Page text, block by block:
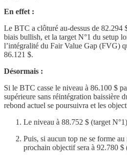
En effet :
Le BTC a clôturé au-dessus de 82.294
biais bullish, et la target N°1 du setup
l’intégralité du Fair Value Gap (FVG)
86.121 $.
Désormais :
Si le BTC casse le niveau à 86.100 $
supérieure sans réintégration baissière
rebond actuel se poursuivra et les
Le niveau à 88.752 $ (target
Puis, si aucun top ne se forme
prochain objectif sera à 92.780 $